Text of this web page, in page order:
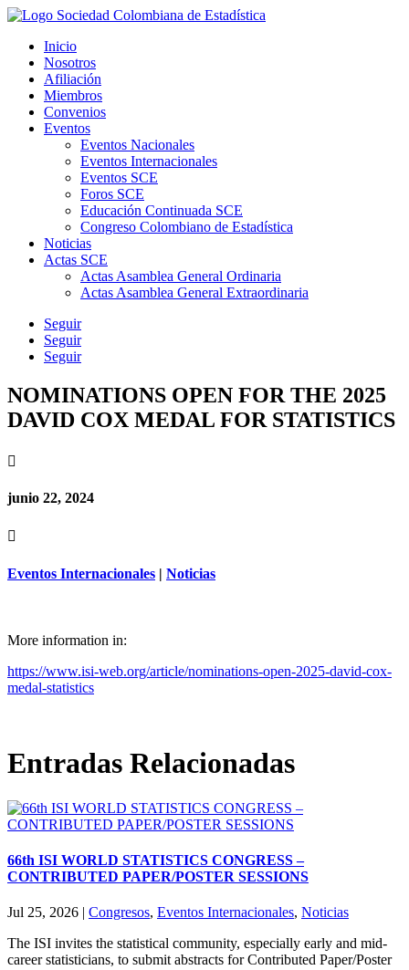
Inicio
Nosotros
Afiliación
Miembros
Convenios
Eventos
Eventos Nacionales
Eventos Internacionales
Eventos SCE
Foros SCE
Educación Continuada SCE
Congreso Colombiano de Estadística
Noticias
Actas SCE
Actas Asamblea General Ordinaria
Actas Asamblea General Extraordinaria
Seguir
Seguir
Seguir
NOMINATIONS OPEN FOR THE 2025
DAVID COX MEDAL FOR STATISTICS

junio 22, 2024

Eventos Internacionales | Noticias
More information in:
https://www.isi-web.org/article/nominations-open-2025-david-cox-
medal-statistics
Entradas Relacionadas
66th ISI WORLD STATISTICS CONGRESS –
CONTRIBUTED PAPER/POSTER SESSIONS
Jul 25, 2026 | Congresos, Eventos Internacionales, Noticias
The ISI invites the statistical community, especially early and mid-
career statisticians, to submit abstracts for Contributed Paper/Poster